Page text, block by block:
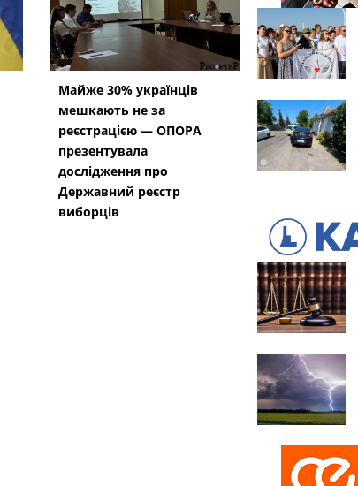
Майже 30% українців
мешкають не за
реєстрацією — ОПОРА
презентувала
дослідження про
Державний реєстр
виборців